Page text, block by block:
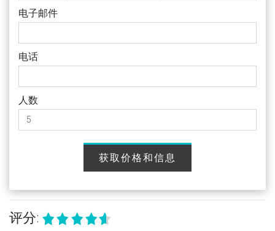
电子邮件
电话
人数
获取价格和信息
评分: